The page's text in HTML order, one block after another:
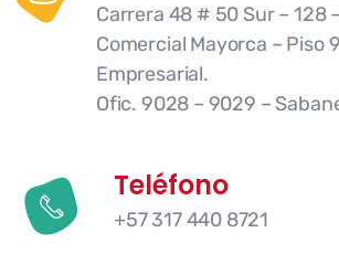
Carrera 48 # 50 Sur – 128
Comercial Mayorca – Piso
Empresarial.
Ofic. 9028 – 9029 –
Teléfono
+57 317 440 8721